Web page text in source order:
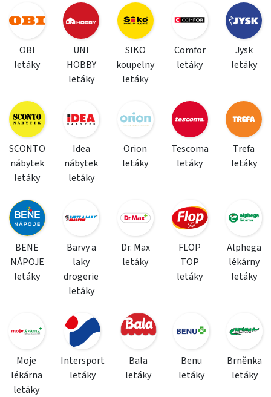
OBI
letáky
UNI
HOBBY
letáky
SIKO
koupelny
letáky
Comfor
letáky
Jysk
letáky
SCONTO
nábytek
letáky
Idea
nábytek
letáky
Orion
letáky
Tescoma
letáky
Trefa
letáky
BENE
NÁPOJE
letáky
Barvy a
laky
drogerie
letáky
Dr. Max
letáky
FLOP
TOP
letáky
Alphega
lékárny
letáky
Moje
lékárna
letáky
Intersport
letáky
Bala
letáky
Benu
letáky
Brněnka
letáky